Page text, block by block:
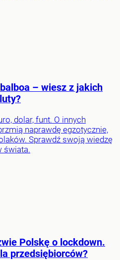
– wiesz z jakich
dolar, funt. O innych
naprawdę egzotycznie,
Sprawdź swoją wiedzę
świata.
Polskę o lockdown.
przedsiębiorców?